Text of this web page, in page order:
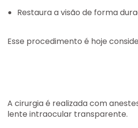
Restaura a visão de forma
Esse procedimento é hoje
A cirurgia é realizada com
lente intraocular transparente.